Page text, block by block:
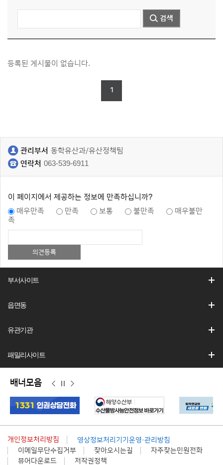
등록된 게시물이 없습니다.
1
관리부서 동학유산과/유산정책팀
연락처 063-539-6911
이 페이지에서 제공하는 정보에 만족하십니까?
매우만족
만족 보통 불만족
매우불만
족
부서사이트
읍면동
유관기관
패밀리사이트
배너모음
이
전
정
지
다
음
개인정보처리방침
영상정보처리기기운영·관리방침
이메일무단수집거부
찾아오시는길
자주찾는민원전화
뷰어다운로드
저작권정책